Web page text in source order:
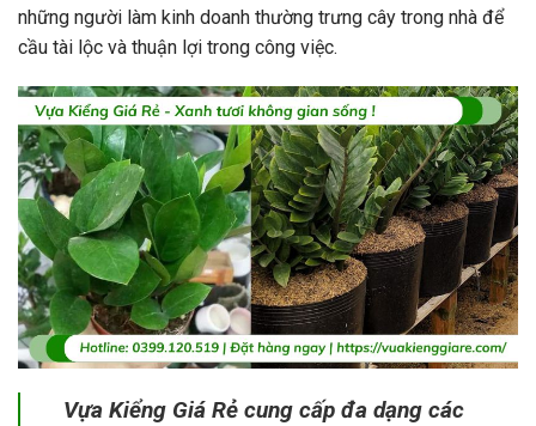
những người làm kinh doanh thường trưng cây trong nhà để
cầu tài lộc và thuận lợi trong công việc.
Vựa Kiểng Giá Rẻ cung cấp đa dạng các